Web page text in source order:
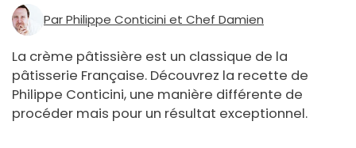
Par Philippe Conticini et Chef Damien
La crème pâtissière est un classique de la
pâtisserie Française. Découvrez la recette de
Philippe Conticini, une manière différente de
procéder mais pour un résultat exceptionnel.